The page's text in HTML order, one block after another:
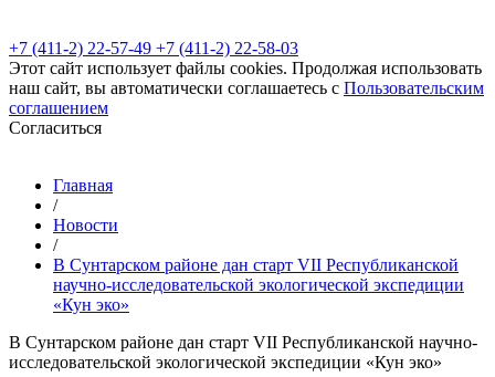
+7 (411-2) 22-57-49 +7 (411-2) 22-58-03
Этот сайт использует файлы cookies. Продолжая использовать
наш сайт, вы автоматически соглашаетесь с Пользовательским
соглашением
Согласиться
Главная
/
Новости
/
В Сунтарском районе дан старт VII Республиканской
научно-исследовательской экологической экспедиции
«Кун эко»
В Сунтарском районе дан старт VII Республиканской научно-
исследовательской экологической экспедиции «Кун эко»